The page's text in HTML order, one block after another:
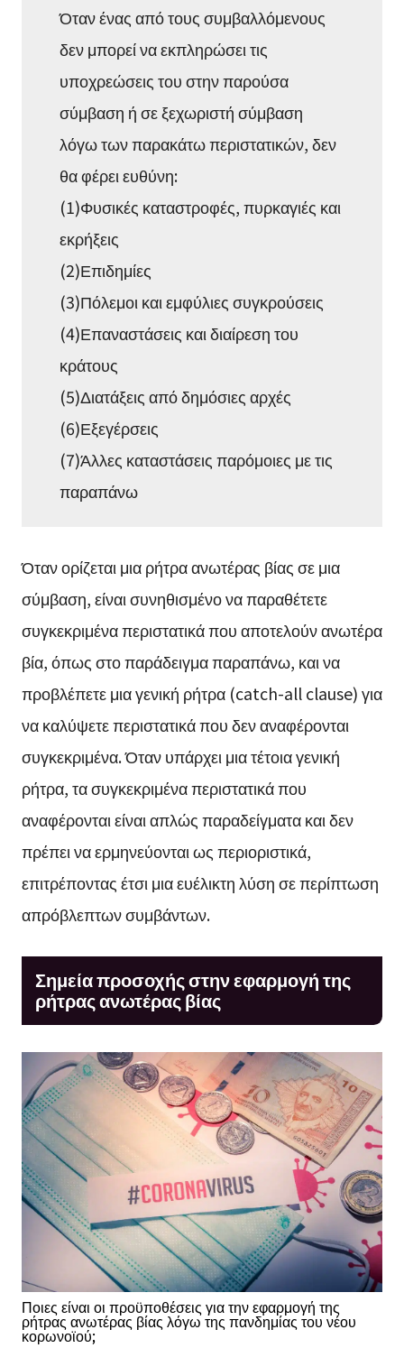
Όταν ένας από τους συμβαλλόμενους
δεν μπορεί να εκπληρώσει τις
υποχρεώσεις του στην παρούσα
σύμβαση ή σε ξεχωριστή σύμβαση
λόγω των παρακάτω περιστατικών, δεν
θα φέρει ευθύνη:
(1)Φυσικές καταστροφές, πυρκαγιές και
εκρήξεις
(2)Επιδημίες
(3)Πόλεμοι και εμφύλιες συγκρούσεις
(4)Επαναστάσεις και διαίρεση του
κράτους
(5)Διατάξεις από δημόσιες αρχές
(6)Εξεγέρσεις
(7)Άλλες καταστάσεις παρόμοιες με τις
παραπάνω
Όταν ορίζεται μια ρήτρα ανωτέρας βίας σε μια
σύμβαση, είναι συνηθισμένο να παραθέτετε
συγκεκριμένα περιστατικά που αποτελούν ανωτέρα
βία, όπως στο παράδειγμα παραπάνω, και να
προβλέπετε μια γενική ρήτρα (catch-all clause) για
να καλύψετε περιστατικά που δεν αναφέρονται
συγκεκριμένα. Όταν υπάρχει μια τέτοια γενική
ρήτρα, τα συγκεκριμένα περιστατικά που
αναφέρονται είναι απλώς παραδείγματα και δεν
πρέπει να ερμηνεύονται ως περιοριστικά,
επιτρέποντας έτσι μια ευέλικτη λύση σε περίπτωση
απρόβλεπτων συμβάντων.
Σημεία προσοχής στην εφαρμογή της
ρήτρας ανωτέρας βίας
Ποιες είναι οι προϋποθέσεις για την εφαρμογή της
ρήτρας ανωτέρας βίας λόγω της πανδημίας του νέου
κορωνοϊού;